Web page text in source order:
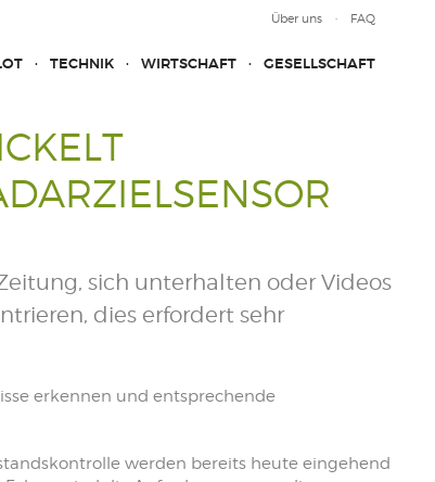
Über uns FAQ
TECHNIK WIRTSCHAFT GESELLSCHAFT
sich unterhalten oder Videos
dies erfordert sehr
erkennen und entsprechende
werden bereits heute eingehend